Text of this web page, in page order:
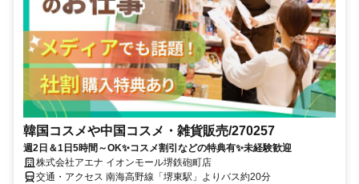
韓国コスメや中国コスメ・雑貨販売/270257
週2日＆1日5時間～OK✨コスメ割引などの特典有✨未経験歓迎
株式会社アエナ イオンモール堺鉄砲町店
交通・アクセス 南海高野線「堺東駅」よりバス約20分